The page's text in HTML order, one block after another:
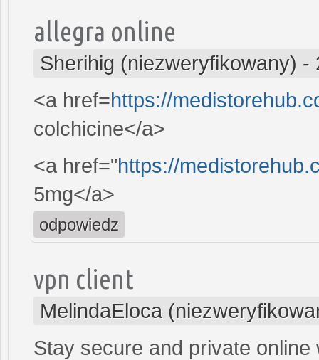
allegra online
Sherihig (niezweryfikowany) -
<a href=https://
colchicine</a>
<a href="https://
5mg</a>
odpowiedz
vpn client
MelindaEloca
Stay secure and private online